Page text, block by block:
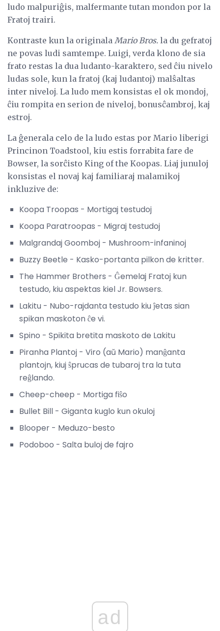
ludo malpuriĝis, malfermante tutan mondon por la
Fratoj trairi.
Kontraste kun la originala Mario Bros. la du gefratoj
ne povas ludi samtempe. Luigi, verda klono de sia
frato restas la dua ludanto-karaktero, sed ĉiu nivelo
ludas sole, kun la fratoj (kaj ludantoj) malŝaltas
inter niveloj. La ludo mem konsistas el ok mondoj,
ĉiu rompita en serion de niveloj, bonusĉambroj, kaj
estroj.
La ĝenerala celo de la ludo estas por Mario liberigi
Princinon Toadstool, kiu estis forrabita fare de
Bowser, la sorĉisto King of the Koopas. Liaj junuloj
konsistas el novaj kaj familiaraj malamikoj
inkluzive de:
Koopa Troopas - Mortigaj testudoj
Koopa Paratroopas - Migraj testudoj
Malgrandaj Goomboj - Mushroom-infaninoj
Buzzy Beetle - Kasko-portanta pilkon de kritter.
The Hammer Brothers - Ĝemelaj Fratoj kun
testudo, kiu aspektas kiel Jr. Bowsers.
Lakitu - Nubo-rajdanta testudo kiu ĵetas sian
spikan maskoton ĉe vi.
Spino - Spikita bretita maskoto de Lakitu
Piranha Plantoj - Viro (aŭ Mario) manĝanta
plantojn, kiuj ŝprucas de tubaroj tra la tuta
reĝlando.
Cheep-cheep - Mortiga fiŝo
Bullet Bill - Giganta kuglo kun okuloj
Blooper - Meduzo-besto
Podoboo - Salta buloj de fajro
ad